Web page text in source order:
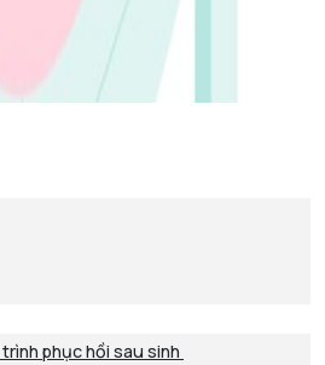
phục hồi sau sinh